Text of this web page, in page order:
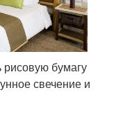
бумагу
свечение и